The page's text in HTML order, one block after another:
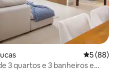
5 de uma
5 (88)
3 quartos e 3 banheiros e